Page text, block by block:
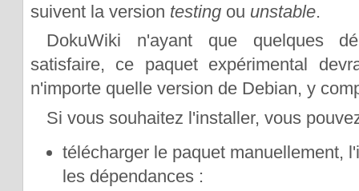
suivent la version testingou unstable.
DokuWiki n'ayant que quelques
satisfaire, ce paquet expérimental
n'importe quelle version de Debian, y
Si vous souhaitez l'installer, vous
télécharger le paquet manuellement,
les dépendances :